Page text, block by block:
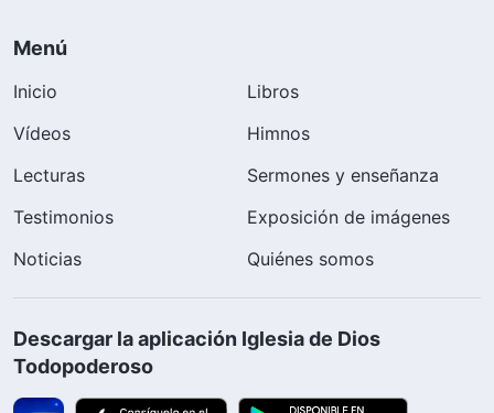
Menú
Inicio
Libros
Vídeos
Himnos
Lecturas
Sermones y enseñanza
Testimonios
Exposición de imágenes
Noticias
Quiénes somos
Descargar la aplicación Iglesia de Dios
Todopoderoso